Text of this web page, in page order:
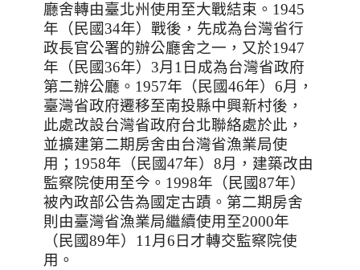
廳舍轉由臺北州使用至大戰結束。 1945
年（民國34年）戰後，先成為台灣省行
政長官公署的辦公廳舍之一，又於1947
年（民國36年） 3月 1 日成為台灣省政府
第二辦公廳。 1957年（民國46年） 6月，
臺灣省政府遷移至南投縣中興新村後，
此處改設台灣省政府台北聯絡處於此，
並擴建第二期房舍由台灣省漁業局使
用； 1958年（民國47年） 8月，建築改由
監察院使用至今。 1998年（民國87年）
被內政部公告為國定古蹟。第二期房舍
則由臺灣省漁業局繼續使用至2000年
（民國89年） 11月 6 日才轉交監察院使
用。